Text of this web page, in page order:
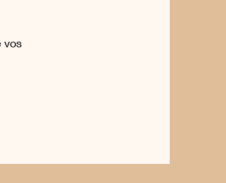
vos